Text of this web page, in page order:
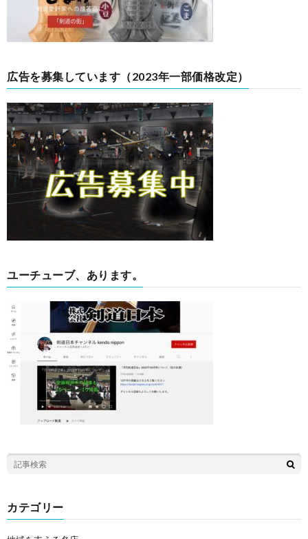
広告を募集しています（2023年一部価格改定）
ユーチューブ、あります。
カテゴリー